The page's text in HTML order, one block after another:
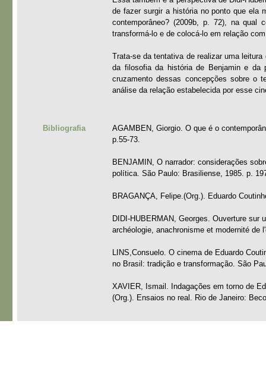
de fazer surgir a história no ponto que ela
contemporâneo? (2009b, p. 72), na qual
transformá-lo e de colocá-lo em relação
Trata-se da tentativa de realizar uma
da filosofia da história de Benjamin e da
cruzamento dessas concepções sobre o
análise da relação estabelecida por esse
Bibliografia
AGAMBEN, Giorgio. O que é o
p.55-73.
BENJAMIN, O narrador: considerações
política. São Paulo: Brasiliense, 1985. p.
BRAGANÇA, Felipe.(Org.). Eduardo
DIDI-HUBERMAN, Georges. Ouverture sur
archéologie, anachronisme et modernité
LINS,Consuelo. O cinema de Eduardo
no Brasil: tradição e transformação. São
XAVIER, Ismail. Indagações em torno de
(Org.). Ensaios no real. Rio de Janeiro: